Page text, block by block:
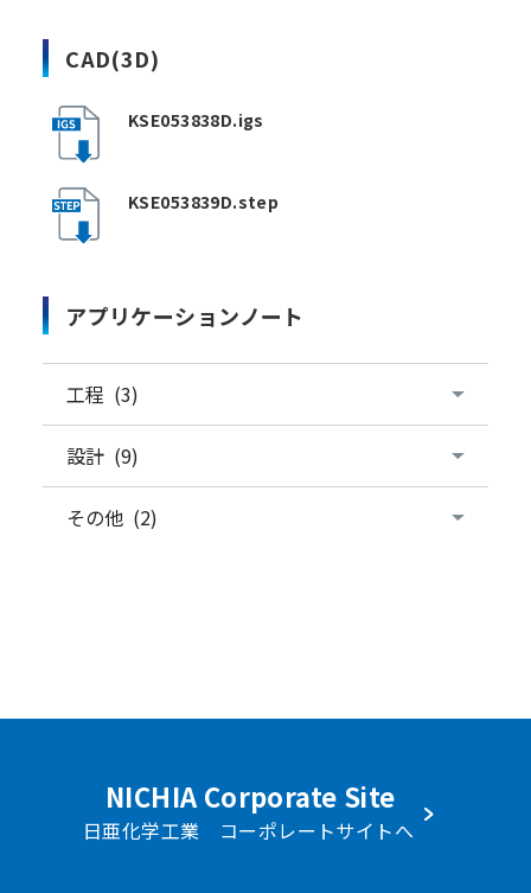
CAD(3D)
KSE053838D.igs
KSE053839D.step
アプリケーションノート
工程 (3)
設計 (9)
その他 (2)
NICHIA Corporate Site
日亜化学工業 コーポレートサイトへ